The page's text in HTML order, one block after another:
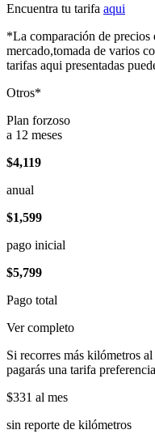
Encuentra tu tarifa aqui
*La comparación de precios
mercado,tomada de varios
tarifas aqui presentadas
Otros*
Plan forzoso
a 12 meses
$4,119
anual
$1,599
pago inicial
$5,799
Pago total
Ver completo
Si recorres más kilómetros
pagarás una tarifa
$331 al mes
sin reporte de kilómetros